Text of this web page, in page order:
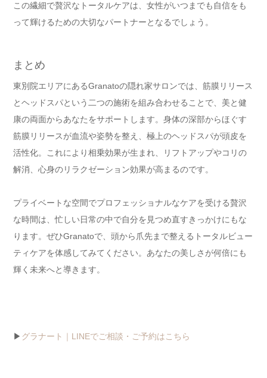
この繊細で贅沢なトータルケアは、女性がいつまでも自信をも
って輝けるための大切なパートナーとなるでしょう。
まとめ
東別院エリアにあるGranatoの隠れ家サロンでは、筋膜リリース
とヘッドスパという二つの施術を組み合わせることで、美と健
康の両面からあなたをサポートします。身体の深部からほぐす
筋膜リリースが血流や姿勢を整え、極上のヘッドスパが頭皮を
活性化。これにより相乗効果が生まれ、リフトアップやコリの
解消、心身のリラクゼーション効果が高まるのです。
プライベートな空間でプロフェッショナルなケアを受ける贅沢
な時間は、忙しい日常の中で自分を見つめ直すきっかけにもな
ります。ぜひGranatoで、頭から爪先まで整えるトータルビュー
ティケアを体感してみてください。あなたの美しさが何倍にも
輝く未来へと導きます。
▶ グラナート｜LINEでご相談・ご予約はこちら